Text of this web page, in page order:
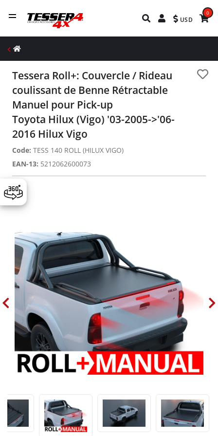
USD
0
Tessera Roll+: Couvercle / Rideau
coulissant de Benne Rétractable
Manuel pour Pick-up
Toyota Hilux (Vigo) '03-2005->'06-
2016 Hilux Vigo
Code: TESS 140 ROLL (HILUX VIGO)
EAN-13: 5212062600073